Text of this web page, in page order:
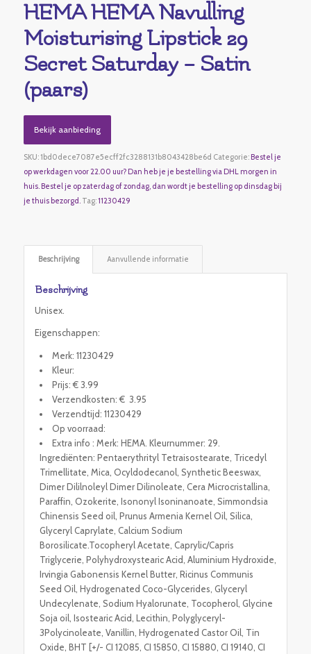
HEMA HEMA Navulling
Moisturising Lipstick 29
Secret Saturday – Satin
(paars)
Bekijk aanbieding
SKU:1bd0dece7087e5ecff2fc3288131b8043428be6d Categorie: Bestel je
op werkdagen voor 22.00 uur? Dan heb je je bestelling via DHL morgen in
huis. Bestel je op zaterdag of zondag, dan wordt je bestelling op dinsdag bij
je thuis bezorgd. Tag:11230429
Beschrijving Aanvullende informatie
Beschrijving
Unisex.
Eigenschappen:
Merk: 11230429
Kleur:
Prijs: € 3.99
Verzendkosten: € 3.95
Verzendtijd: 11230429
Op voorraad:
Extra info : Merk: HEMA. Kleurnummer: 29.
Ingrediënten: Pentaerythrityl Tetraisostearate, Tricedyl
Trimellitate, Mica, Ocyldodecanol, Synthetic Beeswax,
Dimer Dililnoleyl Dimer Dilinoleate, Cera Microcristallina,
Paraffin, Ozokerite, Isononyl Isoninanoate, Simmondsia
Chinensis Seed oil, Prunus Armenia Kernel Oil, Silica,
Glyceryl Caprylate, Calcium Sodium
Borosilicate.Tocopheryl Acetate, Caprylic/Capris
Triglycerie, Polyhydroxystearic Acid, Aluminium Hydroxide,
Irvingia Gabonensis Kernel Butter, Ricinus Communis
Seed Oil, Hydrogenated Coco-Glycerides, Glyceryl
Undecylenate, Sodium Hyalorunate, Tocopherol, Glycine
Soja oil, Isostearic Acid, Lecithin, Polyglyceryl-
3Polycinoleate, Vanillin, Hydrogenated Castor Oil, Tin
Oxide, BHT [+/- CI 12085, CI 15850, CI 15880, CI 19140, CI